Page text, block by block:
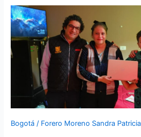
Bogotá / Forero Moreno Sandra Patricia
computadores
a
más
familias
beneficiadas
programa
‘Conexión
Social’